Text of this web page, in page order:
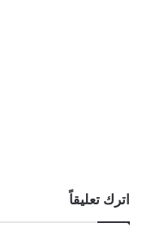
اترك تعليقاً